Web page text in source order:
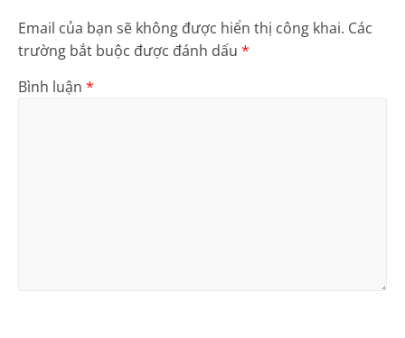
Email của bạn sẽ không được hiển thị công khai. Các
trường bắt buộc được đánh dấu *
Bình luận *